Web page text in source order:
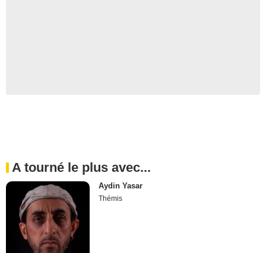
A tourné le plus avec...
Aydin Yasar
Thémis